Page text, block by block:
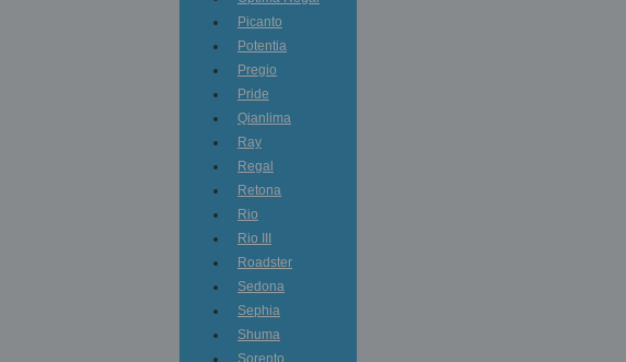
Picanto
Potentia
Pregio
Pride
Qianlima
Ray
Regal
Retona
Rio
Rio III
Roadster
Sedona
Sephia
Shuma
Sorento